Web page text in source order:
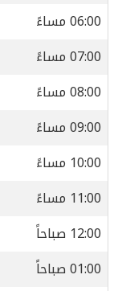
06:00 مساءً
07:00 مساءً
08:00 مساءً
09:00 مساءً
10:00 مساءً
11:00 مساءً
12:00 صباحاً
01:00 صباحاً